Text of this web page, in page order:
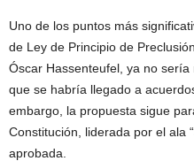
Uno de los puntos más
de Ley de Principio de
Óscar Hassenteufel, ya no
que se habría llegado a
embargo, la propuesta sigue
Constitución, liderada por el ala
aprobada.